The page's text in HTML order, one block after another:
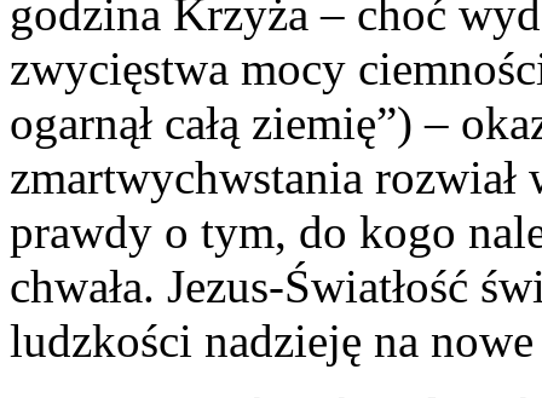
godzina Krzyża – choć
zwycięstwa mocy
ogarnął całą ziemię”) –
zmartwychwstania
prawdy o tym, do kogo
chwała. Jezus-Światłość
ludzkości nadzieję na